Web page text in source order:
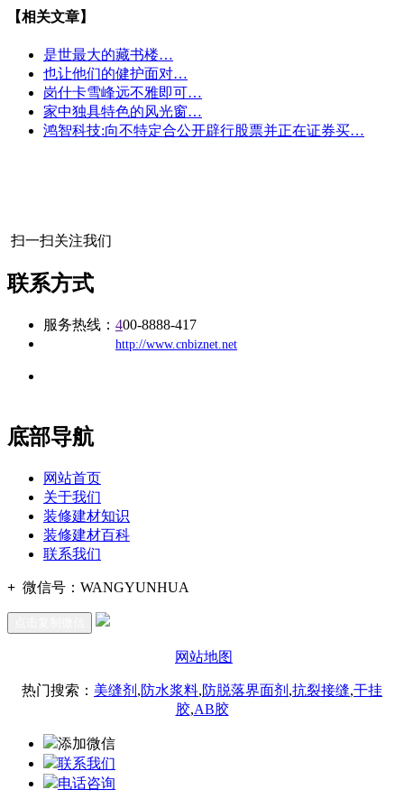
【相关文章】
是世最大的藏书楼…
也让他们的健护面对…
岗什卡雪峰远不雅即可…
家中独具特色的风光窗…
鸿智科技:向不特定合公开辟行股票并正在证券买…
扫一扫关注我们
联系方式
服务热线： 400-8888-417
http://www.cnbiznet.net
底部导航
网站首页
关于我们
装修建材知识
装修建材百科
联系我们
+ 微信号： WANGYUNHUA
网站地图
热门搜索： 美缝剂 ,防水浆料,防脱落界面剂 ,抗裂接缝,干挂
胶,AB胶
添加微信
联系我们
电话咨询